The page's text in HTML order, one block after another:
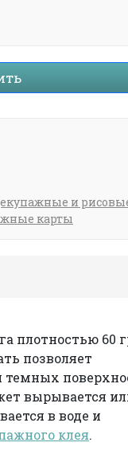
и
карты
плотностью 60
позволяет
вырывается
в воде и
клея.